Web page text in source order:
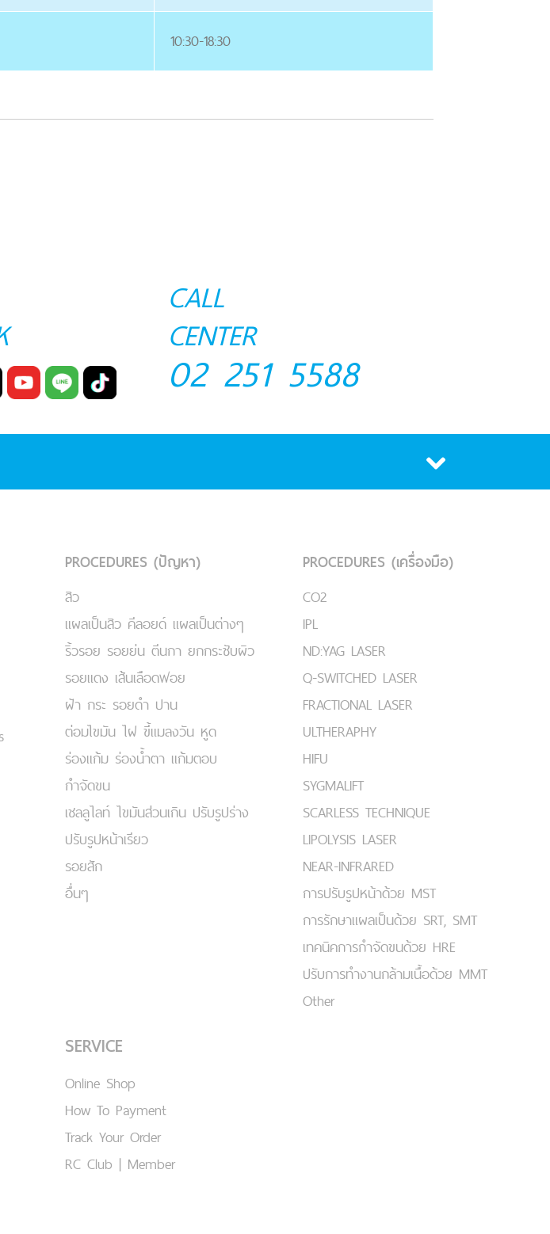
10:30-18:30
CALL
CENTER
02 251 5588
PROCEDURES (ปัญหา)
สิว
แผลเป็นสิว คีลอยด์ แผลเป็นต่างๆ
ริ้วรอย รอยย่น ตีนกา ยกกระชับผิว
รอยแดง เส้นเลือดฟอย
ฝ้า กระ รอยดำ ปาน
ต่อมไขมัน ไฝ ขี้แมลงวัน หูด
ร่องแก้ม ร่องน้ำตา แก้มตอบ
กำจัดขน
เชลลูไลท์ ไขมันส่วนเกิน ปรับรูปร่าง
ปรับรูปหน้าเรียว
รอยสัก
อื่นๆ
PROCEDURES (เครื่องมือ)
CO2
IPL
ND:YAG LASER
Q-SWITCHED LASER
FRACTIONAL LASER
ULTHERAPHY
HIFU
SYGMALIFT
SCARLESS TECHNIQUE
LIPOLYSIS LASER
NEAR-INFRARED
การปรับรูปหน้าด้วย MST
การรักษาแผลเป็นด้วย SRT, SMT
เทคนิคการกำจัดขนด้วย HRE
ปรับการทำงานกล้ามเนื้อด้วย MMT
Other
SERVICE
Online Shop
How To Payment
Track Your Order
RC Club | Member